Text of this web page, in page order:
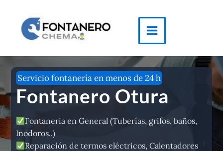
contenido
Main
Menu
Servicio fontanería en menos de 24 h
Fontanero Otura
Fontanería en General (Tuberías, grifos, baños,
Inodoros..)
Reparación de termos eléctricos, Calentadores